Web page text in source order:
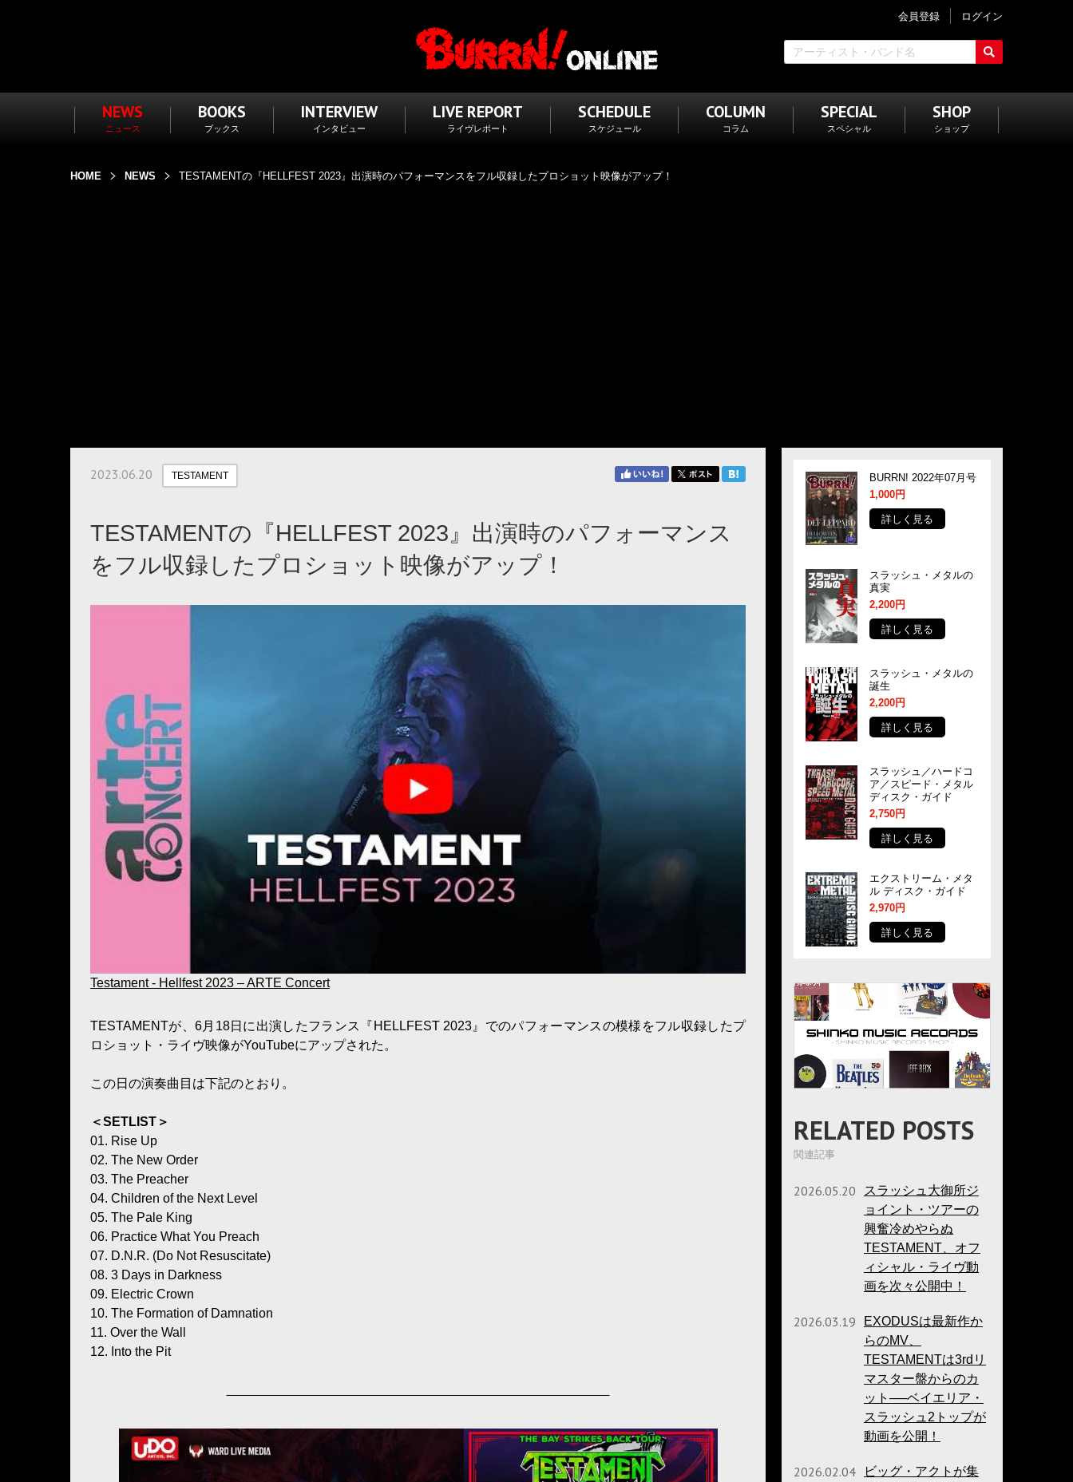
会員登録 ログイン
NEWS
ニュース
BOOKS
ブックス
INTERVIEW
インタビュー
LIVE REPORT
ライヴレポート
SCHEDULE
スケジュール
COLUMN
コラム
SPECIAL
スペシャル
SHOP
ショップ
HOME NEWS TESTAMENTの『HELLFEST 2023』出演時のパフォーマンスをフル収録したプロショット映像がアップ！
2023.06.20 TESTAMENT
TESTAMENTの『HELLFEST 2023』出演時のパフォーマンス
をフル収録したプロショット映像がアップ！
Testament - Hellfest 2023 – ARTE Concert
TESTAMENTが、6月18日に出演したフランス『HELLFEST 2023』でのパフォーマンスの模様をフル収録したプ
ロショット・ライヴ映像がYouTubeにアップされた。
この日の演奏曲目は下記のとおり。
＜SETLIST＞
01. Rise Up
02. The New Order
03. The Preacher
04. Children of the Next Level
05. The Pale King
06. Practice What You Preach
07. D.N.R. (Do Not Resuscitate)
08. 3 Days in Darkness
09. Electric Crown
10. The Formation of Damnation
11. Over the Wall
12. Into the Pit
BURRN! 2022年07月号
1,000円
詳しく見る
スラッシュ・メタルの
真実
2,200円
詳しく見る
スラッシュ・メタルの
誕生
2,200円
詳しく見る
スラッシュ／ハードコ
ア／スピード・メタル
ディスク・ガイド
2,750円
詳しく見る
エクストリーム・メタ
ル ディスク・ガイド
2,970円
詳しく見る
RELATED POSTS
関連記事
2026.05.20
スラッシュ大御所ジ
ョイント・ツアーの
興奮冷めやらぬ
TESTAMENT、オフ
ィシャル・ライヴ動
画を次々公開中！
2026.03.19
EXODUSは最新作か
らのMV、
TESTAMENTは3rdリ
マスター盤からのカ
ット──ベイエリア・
スラッシュ2トップが
動画を公開！
2026.02.04
ビッグ・アクトが集